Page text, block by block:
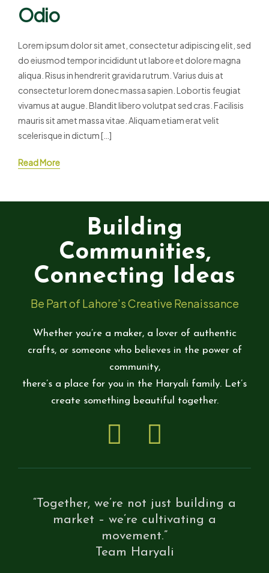
Odio
Lorem ipsum dolor sit amet, consectetur adipiscing elit, sed
do eiusmod tempor incididunt ut labore et dolore magna
aliqua. Risus in hendrerit gravida rutrum. Varius duis at
consectetur lorem donec massa sapien. Lobortis feugiat
vivamus at augue. Blandit libero volutpat sed cras. Facilisis
mauris sit amet massa vitae. Aliquam etiam erat velit
scelerisque in dictum […]
Read More
Building
Communities,
Connecting Ideas
Be Part of Lahore’s Creative Renaissance
Whether you’re a maker, a lover of authentic
crafts, or someone who believes in the power of
community,
there’s a place for you in the Haryali family. Let’s
create something beautiful together.
“Together, we’re not just building a
market – we’re cultivating a
movement.”
Team Haryali